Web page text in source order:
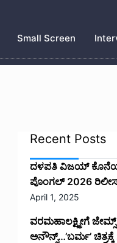
Small Screen
Recent Posts
ದಳಪತಿ ವಿಜಯ್‌ ಕೊನೆಯ
ಪೊಂಗಲ್ 2026
April 1, 2025
ವರಮಹಾಲಕ್ಷ್ಮೀಗೆ
ಅನೌನ್ಸ್…’ಬರ್ಮ’